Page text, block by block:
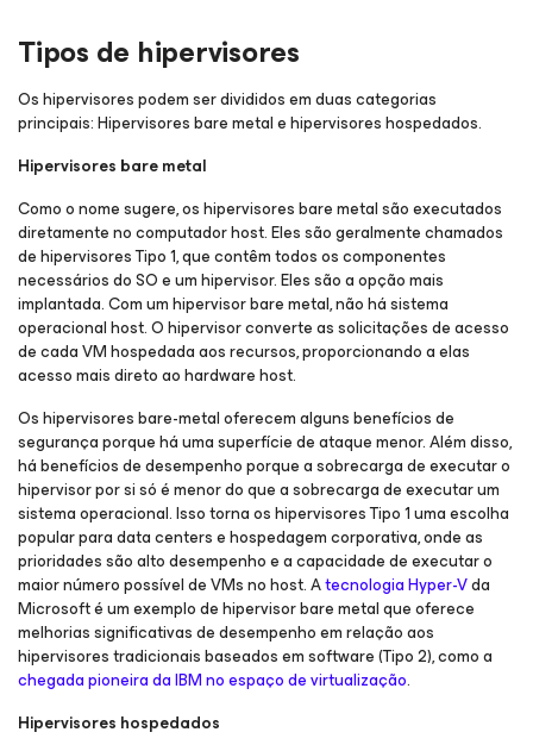
Tipos de hipervisores
Os hipervisores podem ser divididos em duas categorias
principais: Hipervisores bare metal e hipervisores hospedados.
Hipervisores bare metal
Como o nome sugere, os hipervisores bare metal são executados
diretamente no computador host. Eles são geralmente chamados
de hipervisores Tipo 1, que contêm todos os componentes
necessários do SO e um hipervisor. Eles são a opção mais
implantada. Com um hipervisor bare metal, não há sistema
operacional host. O hipervisor converte as solicitações de acesso
de cada VM hospedada aos recursos, proporcionando a elas
acesso mais direto ao hardware host.
Os hipervisores bare-metal oferecem alguns benefícios de
segurança porque há uma superfície de ataque menor. Além disso,
há benefícios de desempenho porque a sobrecarga de executar o
hipervisor por si só é menor do que a sobrecarga de executar um
sistema operacional. Isso torna os hipervisores Tipo 1 uma escolha
popular para data centers e hospedagem corporativa, onde as
prioridades são alto desempenho e a capacidade de executar o
maior número possível de VMs no host. Atecnologia Hyper-Vda
Microsoft é um exemplo de hipervisor bare metal que oferece
melhorias significativas de desempenho em relação aos
hipervisores tradicionais baseados em software (Tipo 2), como a
chegada pioneira da IBM no espaço de virtualização.
Hipervisores hospedados